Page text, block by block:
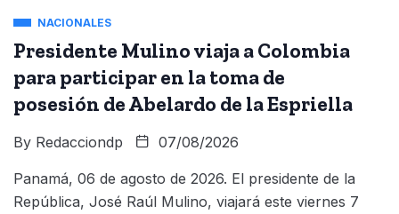
NACIONALES
Presidente Mulino viaja a Colombia
para participar en la toma de
posesión de Abelardo de la Espriella
By Redacciondp 07/08/2026
Panamá, 06 de agosto de 2026. El presidente de la
República, José Raúl Mulino, viajará este viernes 7